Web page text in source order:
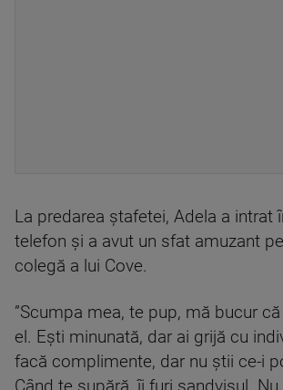
La predarea ștafetei, Adela a intrat
telefon și a avut un sfat amuzant
colegă a lui Cove.
”Scumpa mea, te pup, mă bucur
el. Ești minunată, dar ai grijă cu
facă complimente, dar nu știi ce-i